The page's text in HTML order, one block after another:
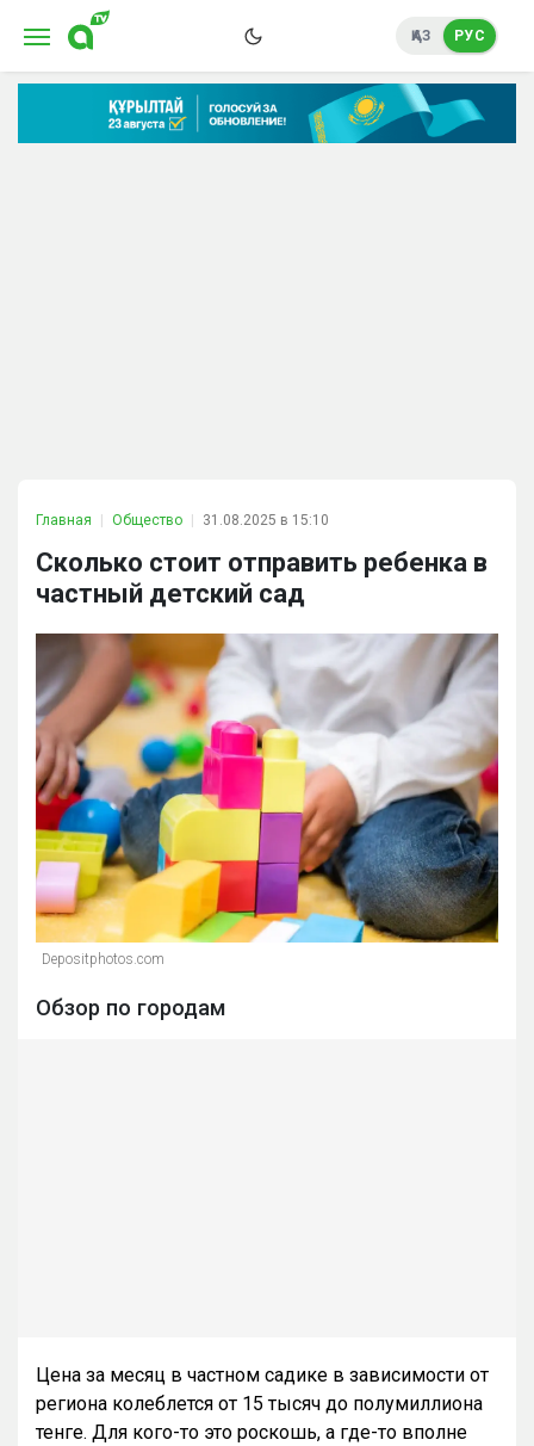
ҚАЗ РУС
Главная Общество 31.08.2025 в 15:10
Сколько стоит отправить ребенка в
частный детский сад
Depositphotos.com
Обзор по городам
Цена за месяц в частном садике в зависимости от
региона колеблется от 15 тысяч до полумиллиона
тенге. Для кого-то это роскошь, а где-то вполне